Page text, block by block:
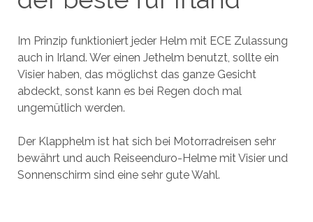
Im Prinzip funktioniert jeder Helm mit ECE Zulassung
auch in Irland. Wer einen Jethelm benutzt, sollte ein
Visier haben, das möglichst das ganze Gesicht
abdeckt, sonst kann es bei Regen doch mal
ungemütlich werden.
Der Klapphelm ist hat sich bei Motorradreisen sehr
bewährt und auch Reiseenduro-Helme mit Visier und
Sonnenschirm sind eine sehr gute Wahl.